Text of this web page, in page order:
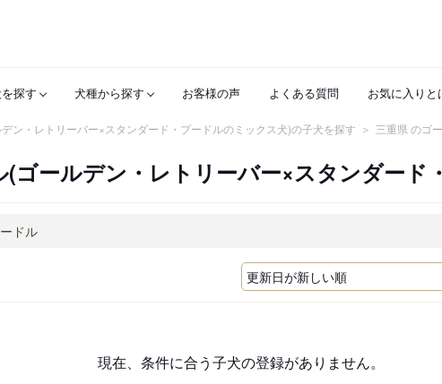
探す 犬種から探す お客様の声 よくある質問 お気に入りと
ン・レトリーバー×スタンダード・プードルのミックス犬)の子犬を探す 三重県 のゴ
ゴールデン・レトリーバー×スタンダード
現在、条件に合う子犬の登録がありません。